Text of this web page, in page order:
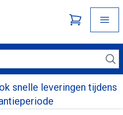
snelle leveringen tijdens